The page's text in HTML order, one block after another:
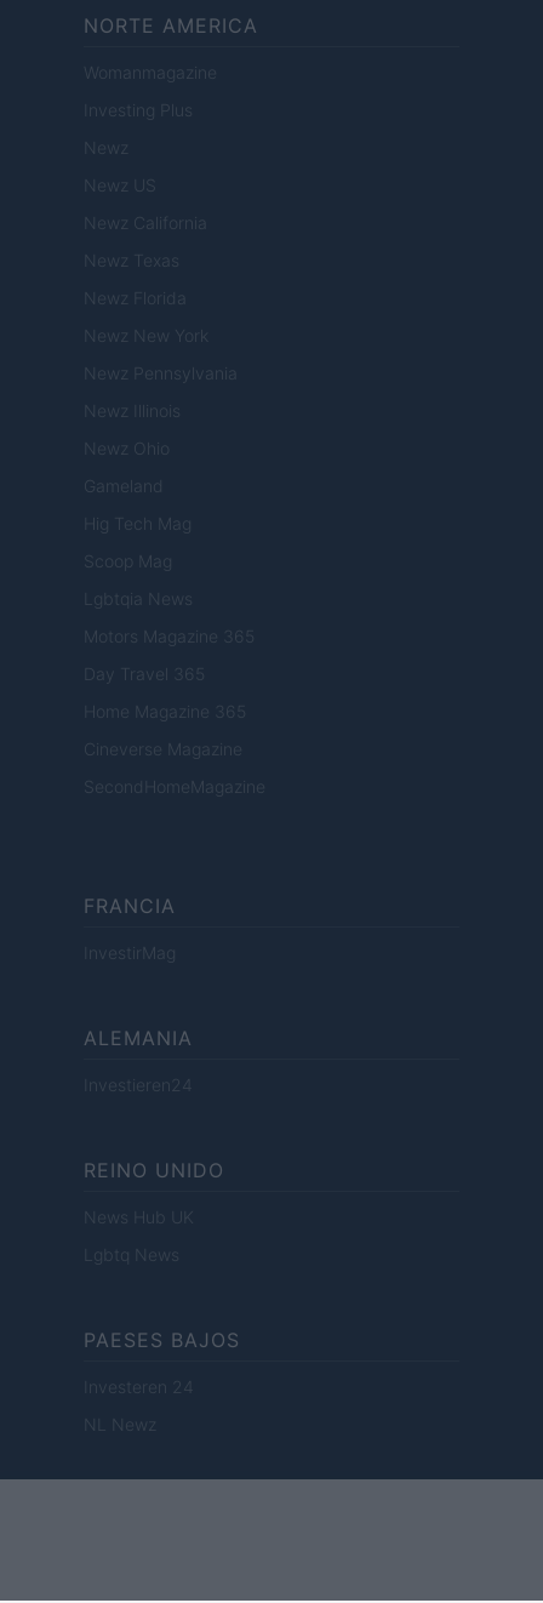
NORTE AMERICA
Womanmagazine
Investing Plus
Newz
Newz US
Newz California
Newz Texas
Newz Florida
Newz New York
Newz Pennsylvania
Newz Illinois
Newz Ohio
Gameland
Hig Tech Mag
Scoop Mag
Lgbtqia News
Motors Magazine 365
Day Travel 365
Home Magazine 365
Cineverse Magazine
SecondHomeMagazine
FRANCIA
InvestirMag
ALEMANIA
Investieren24
REINO UNIDO
News Hub UK
Lgbtq News
PAESES BAJOS
Investeren 24
NL Newz